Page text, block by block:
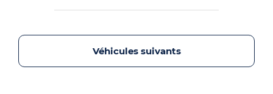
Véhicules suivants